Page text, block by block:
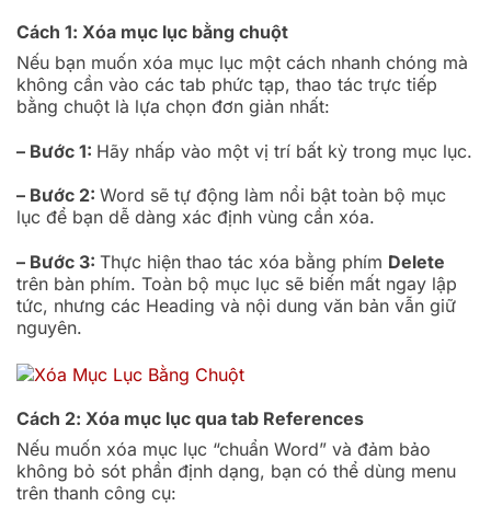
Cách 1: Xóa mục lục bằng chuột
Nếu bạn muốn xóa mục lục một cách nhanh chóng mà
không cần vào các tab phức tạp, thao tác trực tiếp
bằng chuột là lựa chọn đơn giản nhất:
– Bước 1: Hãy nhấp vào một vị trí bất kỳ trong mục lục.
– Bước 2: Word sẽ tự động làm nổi bật toàn bộ mục
lục để bạn dễ dàng xác định vùng cần xóa.
– Bước 3: Thực hiện thao tác xóa bằng phím Delete
trên bàn phím. Toàn bộ mục lục sẽ biến mất ngay lập
tức, nhưng các Heading và nội dung văn bản vẫn giữ
nguyên.
Cách 2: Xóa mục lục qua tab References
Nếu muốn xóa mục lục “chuẩn Word” và đảm bảo
không bỏ sót phần định dạng, bạn có thể dùng menu
trên thanh công cụ: